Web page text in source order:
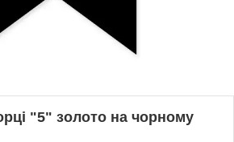
"5" золото на чорному